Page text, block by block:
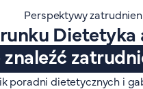
Perspektywy
Dietetyka
znaleźć
poradni dietetycznych i